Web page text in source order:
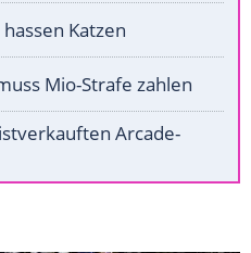
Katzen
Mio-Strafe zahlen
Arcade-